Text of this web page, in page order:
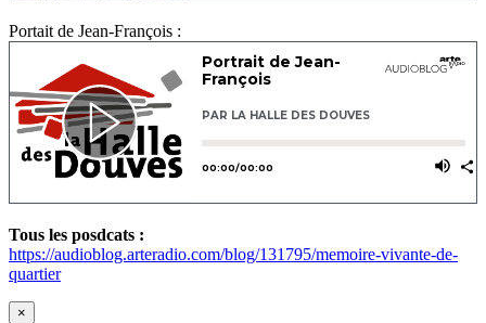
Portait de Jean-François :
Tous les posdcats :
https://audioblog.arteradio.com/blog/131795/memoire-vivante-de-
quartier
×